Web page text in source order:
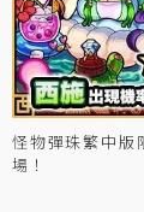
怪物彈珠繁中版
場！